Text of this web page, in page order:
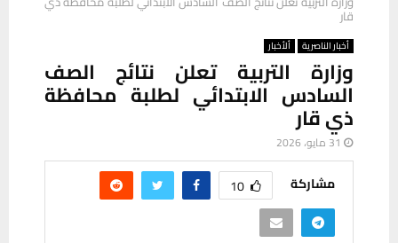
قار
أخبار الناصرية ألأخبار
وزارة التربية تعلن نتائج الصف
السادس الابتدائي لطلبة محافظة
ذي قار
31 مايو، 2026
مشاركة 10